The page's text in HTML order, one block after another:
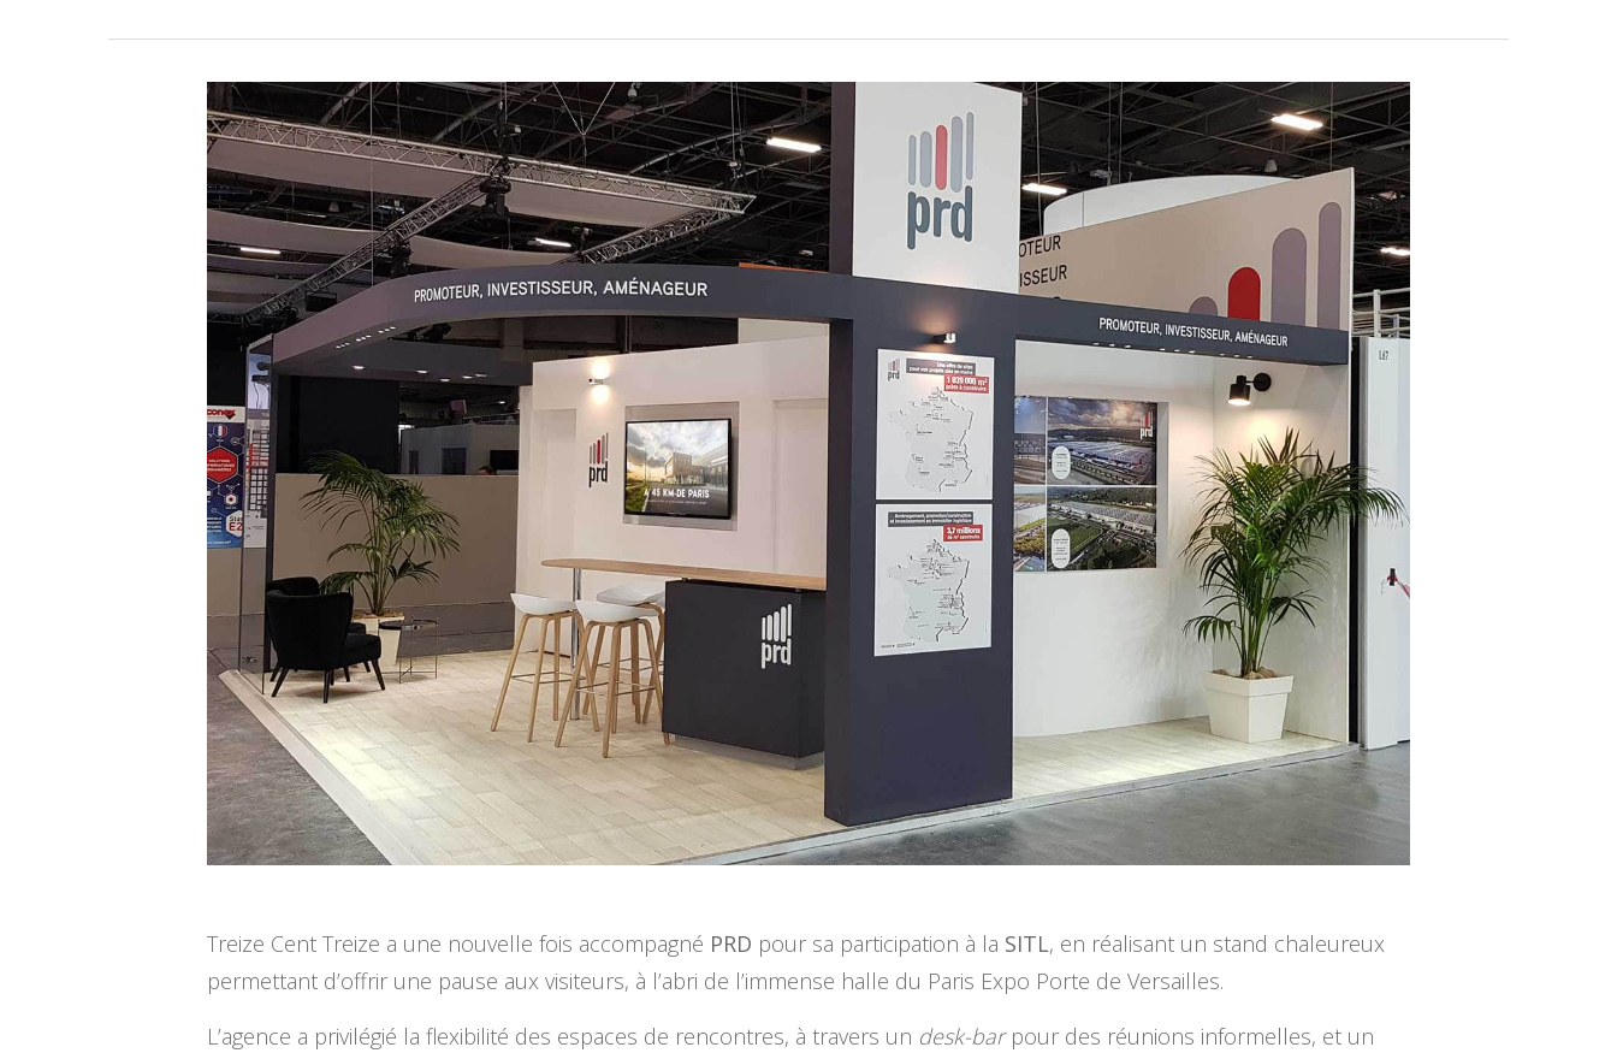
Treize Cent Treize a une nouvelle fois accompagné PRD pour sa participation à la SITL, en réalisant un stand chaleureux
permettant d’offrir une pause aux visiteurs, à l’abri de l’immense halle du Paris Expo Porte de Versailles.
L’agence a privilégié la flexibilité des espaces de rencontres, à travers un desk-barpour des réunions informelles, et un